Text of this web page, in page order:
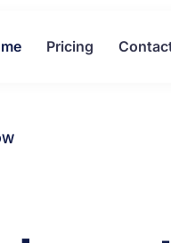
Pricing